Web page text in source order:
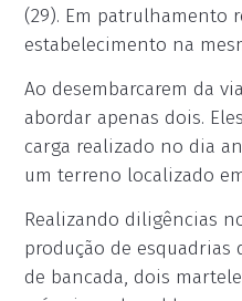
(29). Em patrulhamento
estabelecimento na
Ao desembarcarem da
abordar apenas dois.
carga realizado no dia
um terreno localizado
Realizando diligências
produção de esquadrias
de bancada, dois